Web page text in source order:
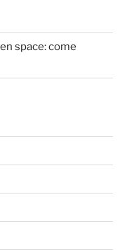
space: come